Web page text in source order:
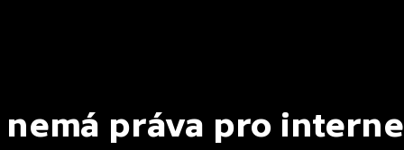
nemá práva pro